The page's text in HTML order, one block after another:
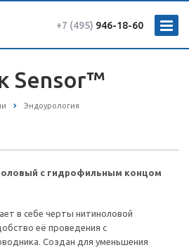
+7 (495) 946-18-60
Sensor™
Эндоурология
с гидрофильным концом
в себе черты нитиноловой
её проведения с
Cоздан для уменьшения